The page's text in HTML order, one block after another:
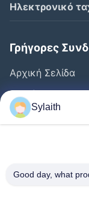
Ηλεκτρονικό
Γρήγορες
Αρχική Σελίδα
Προϊόντα
Βίντεο
Ποιοτικός
Sylaith
Good day, what